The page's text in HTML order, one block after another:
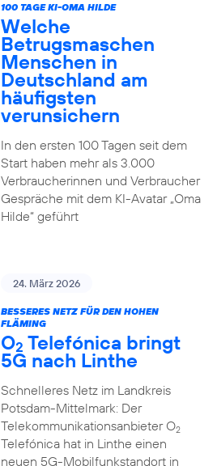
100 TAGE KI-OMA HILDE
Welche
Betrugsmaschen
Menschen in
Deutschland am
häufigsten
verunsichern
In den ersten 100 Tagen seit dem
Start haben mehr als 3.000
Verbraucherinnen und Verbraucher
Gespräche mit dem KI-Avatar „Oma
Hilde“ geführt
24. März 2026
BESSERES NETZ FÜR DEN HOHEN
FLÄMING
O2 Telefónica bringt
5G nach Linthe
Schnelleres Netz im Landkreis
Potsdam-Mittelmark: Der
Telekommunikationsanbieter O2
Telefónica hat in Linthe einen
neuen 5G-Mobilfunkstandort in